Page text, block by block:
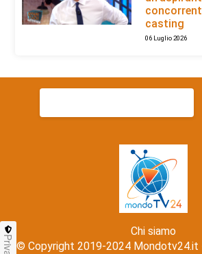
casting
06 Luglio 2026
Chi siamo
© Copyright 2019-2024